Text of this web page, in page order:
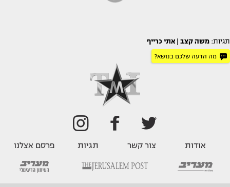
תגיות: משה קצב אתי כרייף
מה הדעה שלכם בנושא?
אודות צור קשר תגיות פרסם אצלנו